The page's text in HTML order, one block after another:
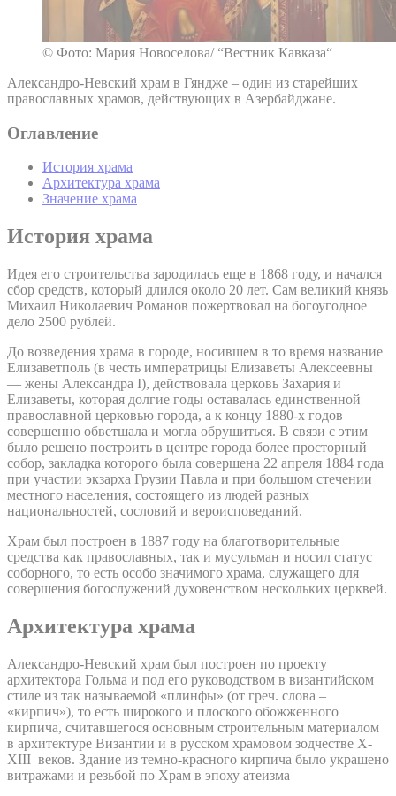
© Фото: Мария Новоселова/ “Вестник Кавказа“
Александро-Невский храм в Гяндже – один из старейших
православных храмов, действующих в Азербайджане.
Оглавление
История храма
Архитектура храма
Значение храма
История храма
Идея его строительства зародилась еще в 1868 году, и начался
сбор средств, который длился около 20 лет. Сам великий князь
Михаил Николаевич Романов пожертвовал на богоугодное
дело 2500 рублей.
До возведения храма в городе, носившем в то время название
Елизаветполь (в честь императрицы Елизаветы Алексеевны
— жены Александра I), действовала церковь Захария и
Елизаветы, которая долгие годы оставалась единственной
православной церковью города, а к концу 1880-х годов
совершенно обветшала и могла обрушиться. В связи с этим
было решено построить в центре города более просторный
собор, закладка которого была совершена 22 апреля 1884 года
при участии экзарха Грузии Павла и при большом стечении
местного населения, состоящего из людей разных
национальностей, сословий и вероисповеданий.
Храм был построен в 1887 году на благотворительные
средства как православных, так и мусульман и носил статус
соборного, то есть особо значимого храма, служащего для
совершения богослужений духовенством нескольких церквей.
Архитектура храма
Александро-Невский храм был построен по проекту
архитектора Гольма и под его руководством в византийском
стиле из так называемой «плинфы» (от греч. слова –
«кирпич»), то есть широкого и плоского обожженного
кирпича, считавшегося основным строительным материалом
в архитектуре Византии и в русском храмовом зодчестве X-
XIII веков. Здание из темно-красного кирпича было украшено
витражами и резьбой по Храм в эпоху атеизма